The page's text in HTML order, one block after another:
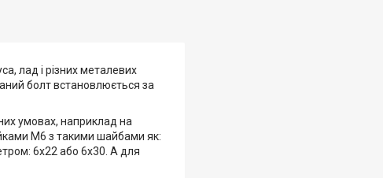
лад і різних металевих
болт встановлюється за
умовах, наприклад на
М6 з такими шайбами як:
6х22 або 6х30. А для